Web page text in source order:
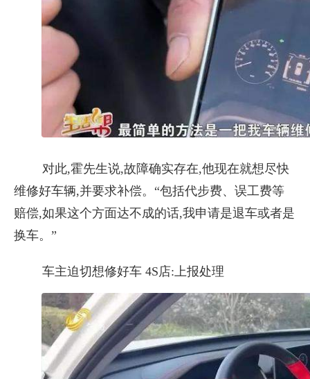
对此,霍先生说,故障确实存在,他现在就想尽快
维修好车辆,并要求补偿。“包括代步费、误工费等
赔偿,如果这个方面达不成的话,我申请是退车或者是
换车。”
车主迫切想修好车 4S店:上报处理